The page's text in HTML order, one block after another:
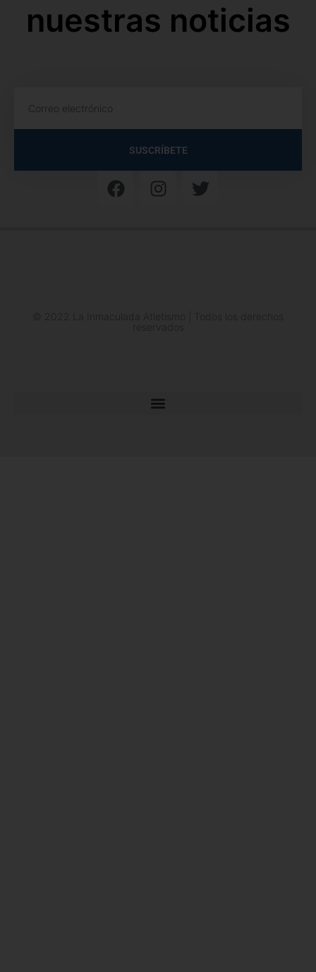
nuestras noticias
SUSCRÍBETE